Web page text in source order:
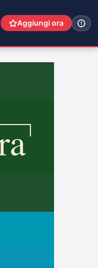
Aggiungi ora